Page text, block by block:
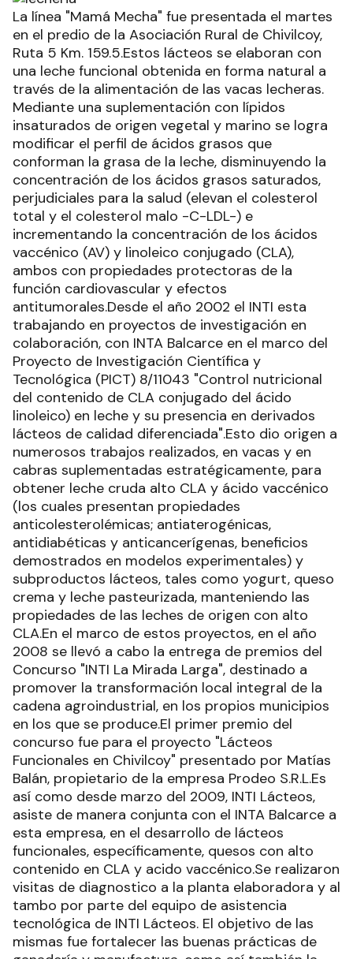
La línea "Mamá Mecha" fue presentada el martes
en el predio de la Asociación Rural de Chivilcoy,
Ruta 5 Km. 159.5.Estos lácteos se elaboran con
una leche funcional obtenida en forma natural a
través de la alimentación de las vacas lecheras.
Mediante una suplementación con lípidos
insaturados de origen vegetal y marino se logra
modificar el perfil de ácidos grasos que
conforman la grasa de la leche, disminuyendo la
concentración de los ácidos grasos saturados,
perjudiciales para la salud (elevan el colesterol
total y el colesterol malo -C-LDL-) e
incrementando la concentración de los ácidos
vaccénico (AV) y linoleico conjugado (CLA),
ambos con propiedades protectoras de la
función cardiovascular y efectos
antitumorales.Desde el año 2002 el INTI esta
trabajando en proyectos de investigación en
colaboración, con INTA Balcarce en el marco del
Proyecto de Investigación Científica y
Tecnológica (PICT) 8/11043 "Control nutricional
del contenido de CLA conjugado del ácido
linoleico) en leche y su presencia en derivados
lácteos de calidad diferenciada".Esto dio origen a
numerosos trabajos realizados, en vacas y en
cabras suplementadas estratégicamente, para
obtener leche cruda alto CLA y ácido vaccénico
(los cuales presentan propiedades
anticolesterolémicas; antiaterogénicas,
antidiabéticas y anticancerígenas, beneficios
demostrados en modelos experimentales) y
subproductos lácteos, tales como yogurt, queso
crema y leche pasteurizada, manteniendo las
propiedades de las leches de origen con alto
CLA.En el marco de estos proyectos, en el año
2008 se llevó a cabo la entrega de premios del
Concurso "INTI La Mirada Larga", destinado a
promover la transformación local integral de la
cadena agroindustrial, en los propios municipios
en los que se produce.El primer premio del
concurso fue para el proyecto "Lácteos
Funcionales en Chivilcoy" presentado por Matías
Balán, propietario de la empresa Prodeo S.R.L.Es
así como desde marzo del 2009, INTI Lácteos,
asiste de manera conjunta con el INTA Balcarce a
esta empresa, en el desarrollo de lácteos
funcionales, específicamente, quesos con alto
contenido en CLA y acido vaccénico.Se realizaron
visitas de diagnostico a la planta elaboradora y al
tambo por parte del equipo de asistencia
tecnológica de INTI Lácteos. El objetivo de las
mismas fue fortalecer las buenas prácticas de